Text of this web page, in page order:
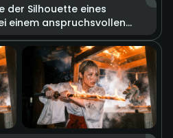
der Silhouette eines
einem anspruchsvollen
Graffiti-Elementen
kreisförmigen
hebt jede Phase der
verleiht der Szene eine
Ästhetik.